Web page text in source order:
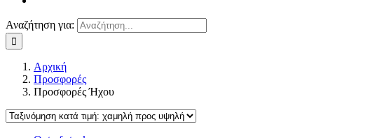
Αναζήτηση για:
Αρχική
Προσφορές
Προσφορές Ήχου